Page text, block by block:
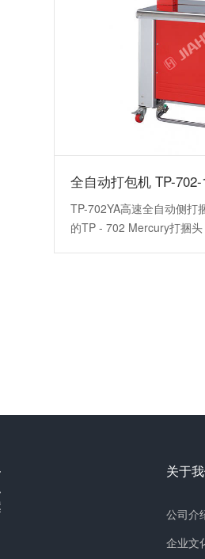
全自动打包机 TP-702-
TP-702YA高速全自动侧打
的TP - 702 Mercury打捆
关于
公司介
企业文